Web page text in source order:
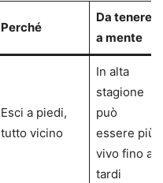
Perché
Da tenere
a mente
Esci a piedi,
tutto vicino
In alta
stagione
può
essere più
vivo fino a
tardi